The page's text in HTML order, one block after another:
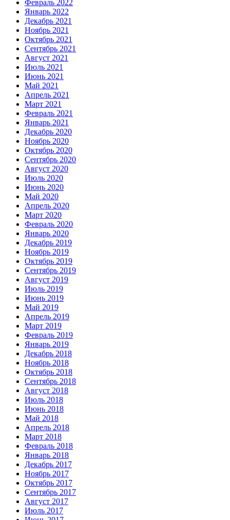
Февраль 2022
Январь 2022
Декабрь 2021
Ноябрь 2021
Октябрь 2021
Сентябрь 2021
Август 2021
Июль 2021
Июнь 2021
Май 2021
Апрель 2021
Март 2021
Февраль 2021
Январь 2021
Декабрь 2020
Ноябрь 2020
Октябрь 2020
Сентябрь 2020
Август 2020
Июль 2020
Июнь 2020
Май 2020
Апрель 2020
Март 2020
Февраль 2020
Январь 2020
Декабрь 2019
Ноябрь 2019
Октябрь 2019
Сентябрь 2019
Август 2019
Июль 2019
Июнь 2019
Май 2019
Апрель 2019
Март 2019
Февраль 2019
Январь 2019
Декабрь 2018
Ноябрь 2018
Октябрь 2018
Сентябрь 2018
Август 2018
Июль 2018
Июнь 2018
Май 2018
Апрель 2018
Март 2018
Февраль 2018
Январь 2018
Декабрь 2017
Ноябрь 2017
Октябрь 2017
Сентябрь 2017
Август 2017
Июль 2017